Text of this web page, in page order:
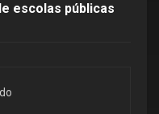
escolas públicas